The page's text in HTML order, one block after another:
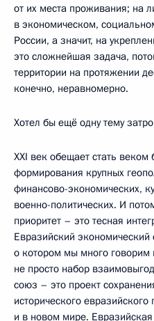
от их места проживания; на
в экономическом,
России, а значит, на
это сложнейшая задача,
территории на протяжении
конечно, неравномерно.
Хотел бы ещё одну тему
XXI век обещает стать
формирования крупных
финансово-экономических,
военно-политических. И
приоритет – это тесная
Евразийский
о котором мы много говорим
не просто набор
союз – это проект
исторического
и в новом мире.